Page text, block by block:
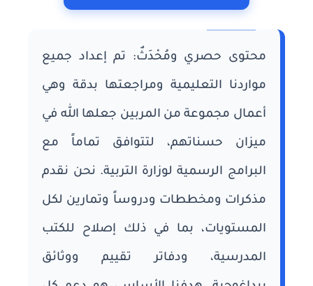
محتوى حصري ومُحْدَثٌ: تم إعداد جميع
مواردنا التعليمية ومراجعتها بدقة وهي
أعمال مجموعة من المربين جعلها الله في
ميزان حسناتهم، لتتوافق تماماً مع
البرامج الرسمية لوزارة التربية. نحن نقدم
مذكرات ومخططات ودروساً وتمارين لكل
المستويات، بما في ذلك إصلاح للكتب
المدرسية، ودفاتر تقييم ووثائق